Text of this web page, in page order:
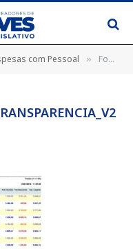
com Pessoal » Folha Pagto Portal Transparencia_v2 012018